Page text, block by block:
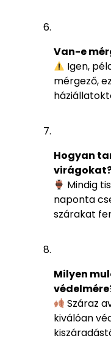
Van-e
Igen,
mérgező,
Hogyan
Mindig
naponta
szárakat
Milyen
Száraz
kiválóan